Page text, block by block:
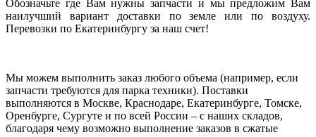
Обозначьте где Вам нужны запчасти и мы предложим Вам
наилучший вариант доставки по земле или по воздуху.
Перевозки по Екатеринбургу за наш счет!
Мы можем выполнить заказ любого объема (например, если
запчасти требуются для парка техники). Поставки
выполняются в Москве, Краснодаре, Екатеринбурге, Томске,
Оренбурге, Сургуте и по всей России – с наших складов,
благодаря чему возможно выполнение заказов в сжатые